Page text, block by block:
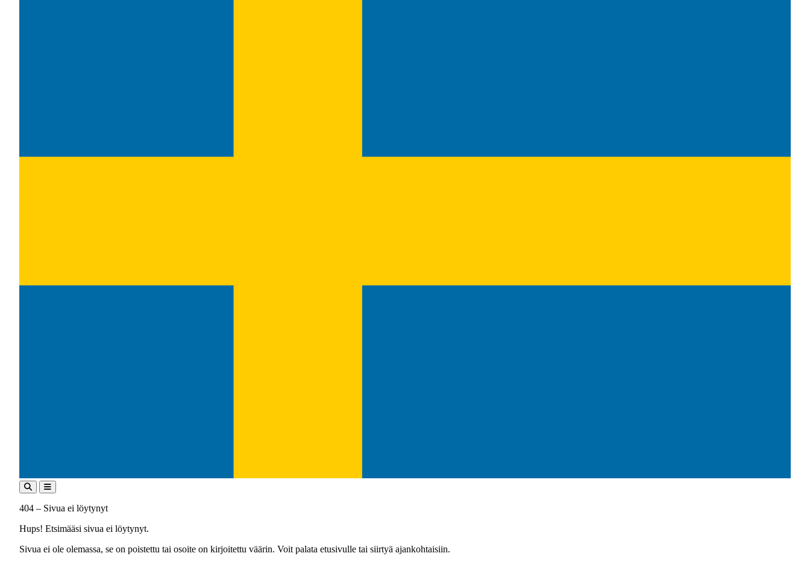
404 – Sivua ei löytynyt
Hups! Etsimääsi sivua ei löytynyt.
Sivua ei ole olemassa, se on poistettu tai osoite on kirjoitettu väärin. Voit palata etusivulle tai siirtyä ajankohtaisiin.